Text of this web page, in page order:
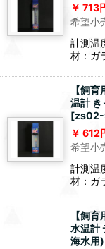
713
希望小
計測
材：ガ
【飼
温計
[zs02-
612
希望小
計測
材：ガ
【飼
水温計
海水用)